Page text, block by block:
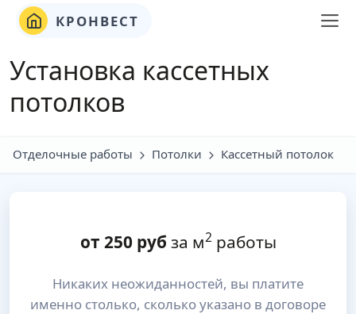
КРОНВЕСТ
Установка кассетных
потолков
Отделочные работы Потолки Кассетный потолок
от 250руб за м2работы
Никаких неожиданностей, вы платите
именно столько, сколько указано в договоре